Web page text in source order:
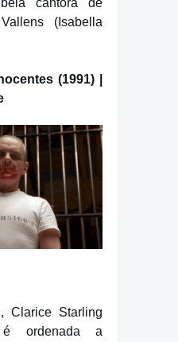
cantora de
(Isabella
(1991) |
Clarice Starling
é ordenada a